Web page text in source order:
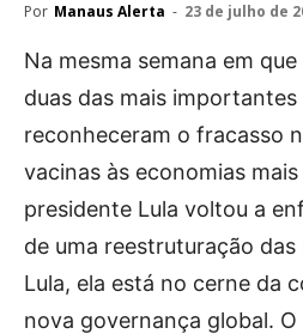
Por Manaus Alerta - 23 de julho de
Na mesma semana em que
duas das mais importantes
reconheceram o fracasso
vacinas às economias
presidente Lula voltou a
de uma reestruturação das
Lula, ela está no cerne da
nova governança global.